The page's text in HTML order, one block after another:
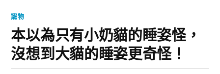
寵物
本以為只有小奶貓的睡姿怪，
沒想到大貓的睡姿更奇怪！